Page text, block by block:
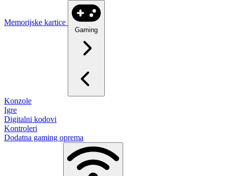
Memorijske kartice
Gaming
Konzole
Igre
Digitalni kodovi
Kontroleri
Dodatna gaming oprema